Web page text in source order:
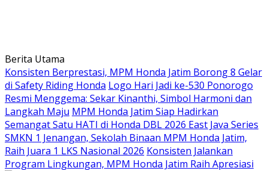
Langsung
ke
konten
Berita Utama
Konsisten Berprestasi, MPM Honda Jatim Borong 8 Gelar
di Safety Riding Honda Logo Hari Jadi ke-530 Ponorogo
Resmi Menggema: Sekar Kinanthi, Simbol Harmoni dan
Langkah Maju MPM Honda Jatim Siap Hadirkan
Semangat Satu HATI di Honda DBL 2026 East Java Series
SMKN 1 Jenangan, Sekolah Binaan MPM Honda Jatim,
Raih Juara 1 LKS Nasional 2026 Konsisten Jalankan
Program Lingkungan, MPM Honda Jatim Raih Apresiasi